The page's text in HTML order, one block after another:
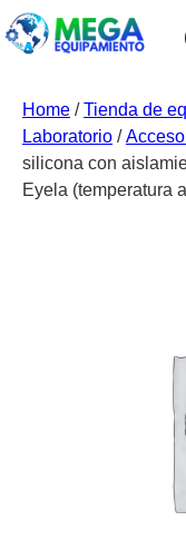
Home /Tienda de
Laboratorio /
silicona con
Eyela (temperatura